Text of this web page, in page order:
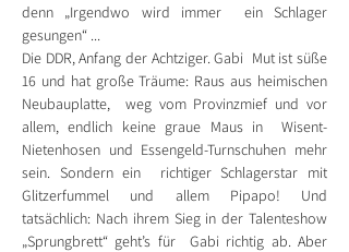
denn „Irgendwo wird immer  ein Schlager
gesungen“ ...
Die DDR, Anfang der Achtziger. Gabi  Mut ist süße
16 und hat große Träume: Raus aus heimischen
Neubauplatte,  weg vom Provinzmief und vor
allem, endlich keine graue Maus in  Wisent-
Nietenhosen und Essengeld-Turnschuhen mehr
sein. Sondern ein  richtiger Schlagerstar mit
Glitzerfummel und allem Pipapo! Und
tatsächlich: Nach ihrem Sieg in der Talenteshow
„Sprungbrett“ geht’s für  Gabi richtig ab. Aber